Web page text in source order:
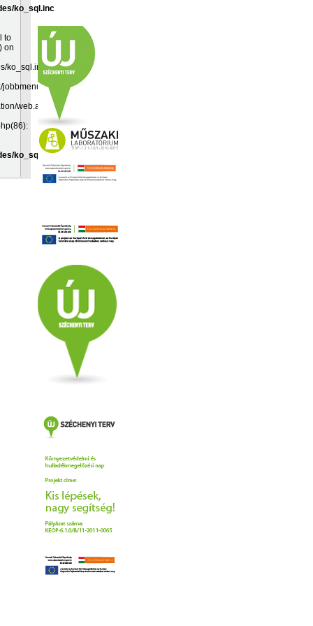
ko_sql.inc
to
on
ko_sql.inc:19
jobbmenu.inc(192):
web.app(349):
ko_sql.inc